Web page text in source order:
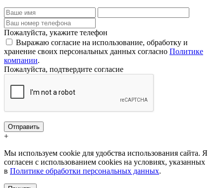
Пожалуйста, укажите телефон
Выражаю согласие на использование, обработку и
хранение своих персональных данных согласно Политике
компании.
Пожалуйста, подтвердите согласие
Отправить
+
Мы используем cookie для удобства использования сайта. Я
согласен с использованием cookies на условиях, указанных
в Политике обработки персональных данных.